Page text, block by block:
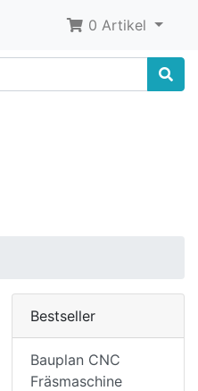
0 Artikel
Bestseller
Bauplan CNC
Fräsmaschine